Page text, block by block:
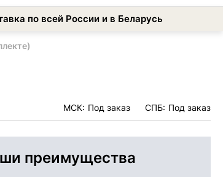
по всей России и в Беларусь
МСК: Под заказ СПБ: Под заказ
преимущества